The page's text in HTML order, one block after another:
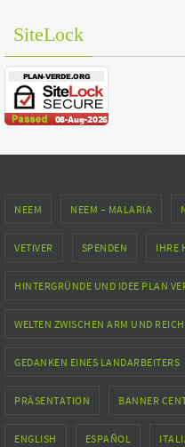
SiteLock
NEEM NEEM – MALARIA
VETIVER SPENDEN IHRE
HINTERGRÜNDE UND IDEE PLAN
WELTEN ZWISCHEN ARM UND REICH
GEDANKEN EINES LANDARBEITERS
PRÄSENTATION BANNER
ENGLISH ESPAÑOL